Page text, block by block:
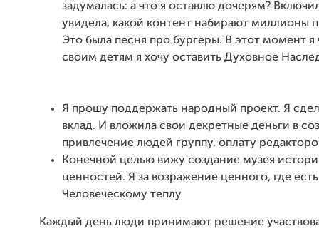
задумалась: а что я оставлю дочерям?
увидела, какой контент набирают миллионы
Это была песня про бургеры. В этот момент я
своим детям я хочу оставить Духовное
Я прошу поддержать народный проект. Я
вклад. И вложила свои декретные деньги в
привлечение людей группу, оплату
Конечной целью вижу создание музея
ценностей. Я за возражение ценного, где
Человеческому теплу
Каждый день люди принимают решение